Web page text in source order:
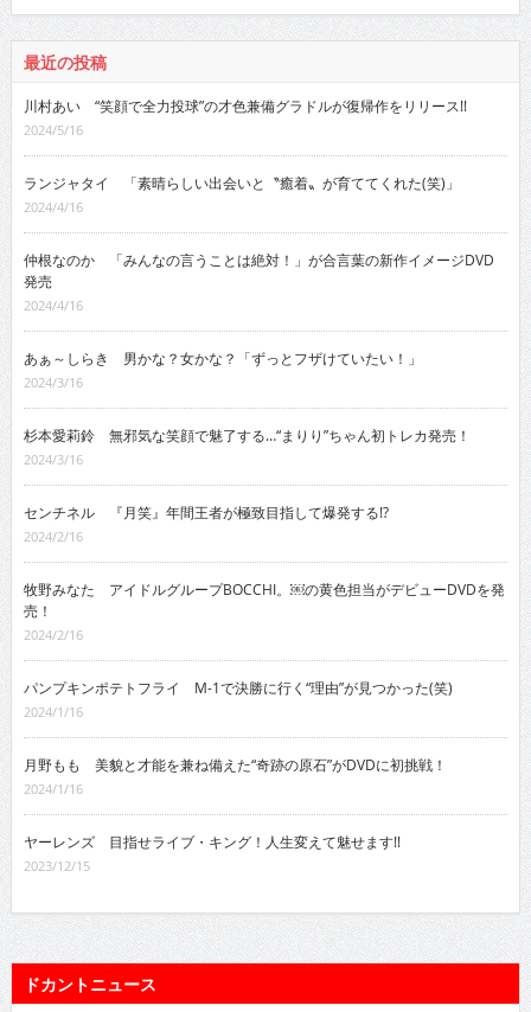
最近の投稿
川村あい “笑顔で全力投球”の才色兼備グラドルが復帰作をリリース!!
2024/5/16
ランジャタイ 「素晴らしい出会いと〝癒着〟が育ててくれた(笑)」
2024/4/16
仲根なのか 「みんなの言うことは絶対！」が合言葉の新作イメージDVD
発売
2024/4/16
あぁ～しらき 男かな？女かな？「ずっとフザけていたい！」
2024/3/16
杉本愛莉鈴 無邪気な笑顔で魅了する…“まりり”ちゃん初トレカ発売！
2024/3/16
センチネル 『月笑』年間王者が極致目指して爆発する!?
2024/2/16
牧野みなた アイドルグループBOCCHI。￼の黄色担当がデビューDVDを発
売！
2024/2/16
パンプキンポテトフライ M-1で決勝に行く“理由”が見つかった(笑)
2024/1/16
月野もも 美貌と才能を兼ね備えた“奇跡の原石”がDVDに初挑戦！
2024/1/16
ヤーレンズ 目指せライブ・キング！人生変えて魅せます!!
2023/12/15
ドカントニュース